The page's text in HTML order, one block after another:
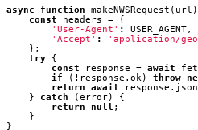
async function makeNWSRequest ( url )
const
headers =
{
'User-Agent' : USER_AGENT,
'Accept' :
'application/
};
try
{
const
response = await
if
( ! response . ok ) throw
return
await response . json
}
catch (error)
{
return
null ;
}
}